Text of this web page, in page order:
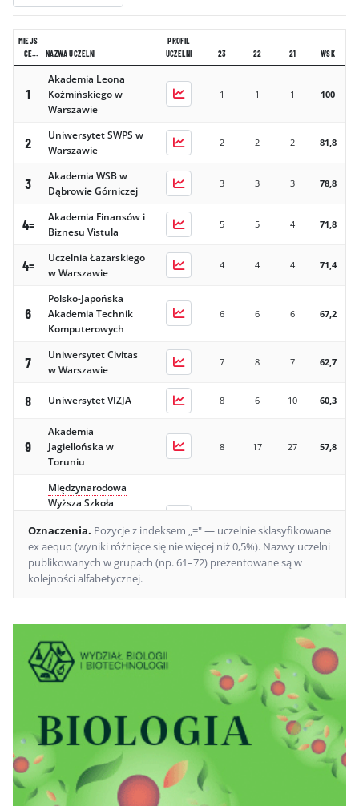
ERRATA
MIEJS
CE
2024
NAZWA UCZELNI
PROFIL
UCZELNI
23 22 21 WSK
1
Akademia Leona
Koźmińskiego w
Warszawie
1 1 1 100
2
Uniwersytet SWPS w
Warszawie
2 2 2 81,8
3
Akademia WSB w
Dąbrowie Górniczej
3 3 3 78,8
4=
Akademia Finansów i
Biznesu Vistula
5 5 4 71,8
4=
Uczelnia Łazarskiego
w Warszawie
4 4 4 71,4
6
Polsko-Japońska
Akademia Technik
Komputerowych
6 6 6 67,2
7
Uniwersytet Civitas
w Warszawie
7 8 7 62,7
8 Uniwersytet VIZJA 8 6 10 60,3
9
Akademia
Jagiellońska w
Toruniu
8 17 27 57,8
Międzynarodowa
Wyższa Szkoła
Transportu we
Wrocławiu
Powiślańska
Akademia Nauk
Ideis
54,6
Wyższa Szkoła
Ekonomiczno-
Bielsku-Białej
21 17 19 53,6
14
Uniwersytet
Andrzeja Frycza
Modrzewskiego w
Krakowie
52,4
Oznaczenia. Pozycje z indeksem „=" — uczelnie sklasyfikowane
ex aequo (wyniki różniące się nie więcej niż 0,5%). Nazwy uczelni
publikowanych w grupach (np. 61–72) prezentowane są w
kolejności alfabetycznej.